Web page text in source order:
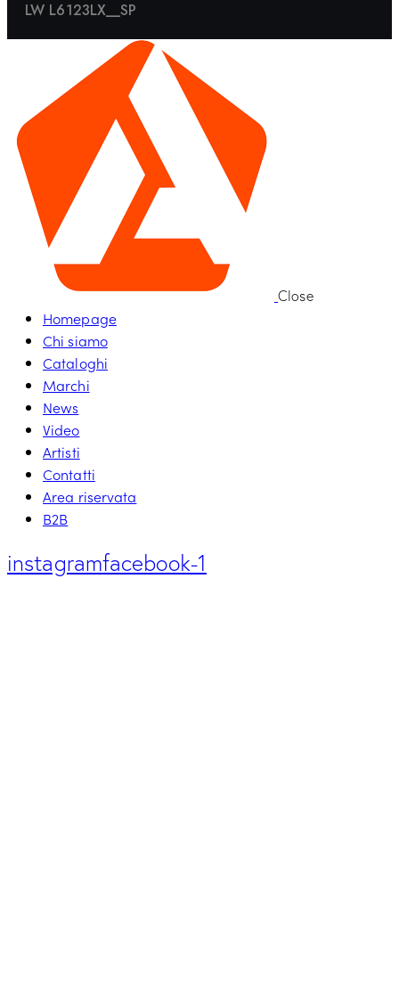
LW L6123LX__SP
Close
Homepage
Chi siamo
Cataloghi
Marchi
News
Video
Artisti
Contatti
Area riservata
B2B
instagramfacebook-1